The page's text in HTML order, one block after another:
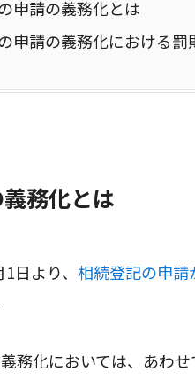
申請の義務化とは
申請の義務化における
務化とは
日より、 相続登記の申請
務化においては、あわせ